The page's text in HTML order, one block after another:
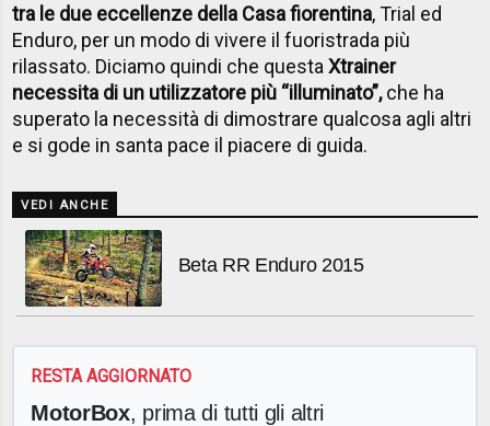
tra le due eccellenze della Casa fiorentina, Trial ed
Enduro, per un modo di vivere il fuoristrada più
rilassato. Diciamo quindi che questaXtrainer
necessita di un utilizzatore più “illuminato”,che ha
superato la necessità di dimostrare qualcosa agli altri
e si gode in santa pace il piacere di guida.
VEDI ANCHE
Beta RR Enduro 2015
RESTA AGGIORNATO
MotorBox, prima di tutti gli altri